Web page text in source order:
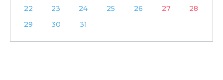
22
23 24 25 26 27
28
29
30 31